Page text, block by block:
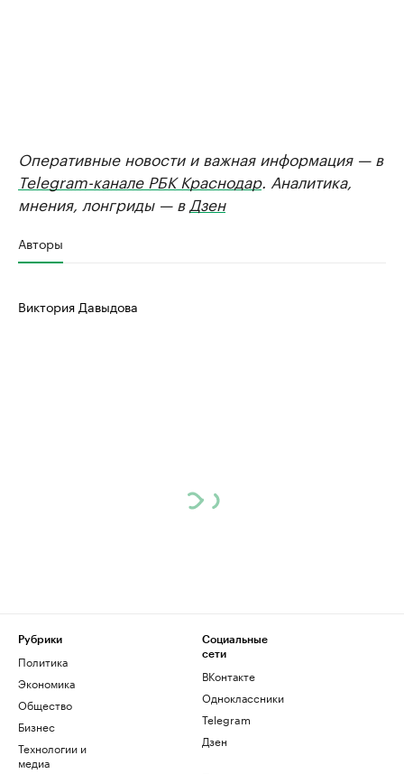
Оперативные новости и важная информация — в
Telegram-канале РБК Краснодар. Аналитика,
мнения, лонгриды — в Дзен
Авторы
Виктория Давыдова
Рубрики
Политика
Экономика
Общество
Бизнес
Технологии и
медиа
Социальные
сети
ВКонтакте
Одноклассники
Telegram
Дзен